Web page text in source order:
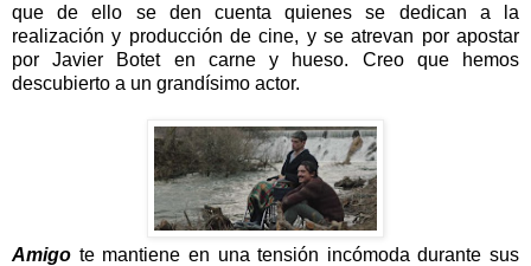
que de ello se den cuenta quienes se dedican a la
realización y producción de cine, y se atrevan por apostar
por Javier Botet en carne y hueso. Creo que hemos
descubierto a un grandísimo actor.
Amigo te mantiene en una tensión incómoda durante sus